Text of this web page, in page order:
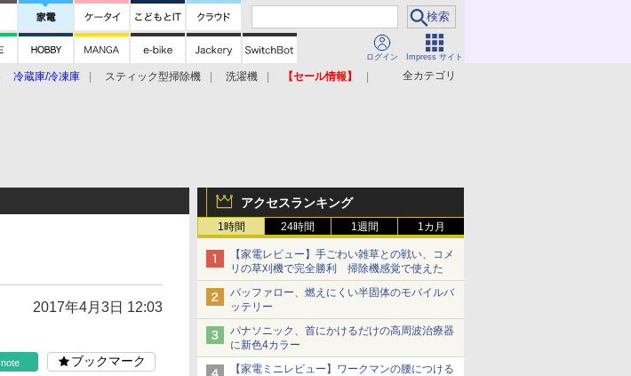
ログイン Impress サイト
全カテゴリ
冷蔵庫/冷凍庫 スティック型掃除機 洗濯機
【セール情報】
アクセスランキング
1時間 24時間 1週間 1カ月
【家電レビュー】手ごわい雑草との戦い、コメ
リの草刈機で完全勝利 掃除機感覚で使えた
バッファロー、燃えにくい半固体のモバイルバ
ッテリー
パナソニック、首にかけるだけの高周波治療器
に新色4カラー
【家電ミニレビュー】ワークマンの腰につける
2017年4月3日 12:03
note ブックマーク